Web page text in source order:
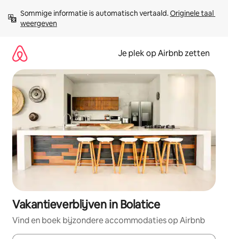
direct
naar
Sommige informatie is automatisch vertaald. Originele taal
weergeven
Je plek op Airbnb zetten
Vakantieverblijven in Bolatice
Vind en boek bijzondere accommodaties op Airbnb